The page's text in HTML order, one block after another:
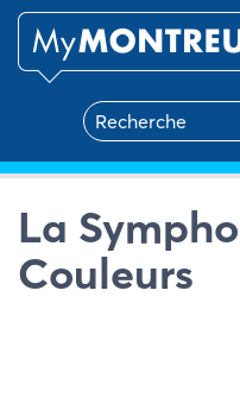
La
Couleurs